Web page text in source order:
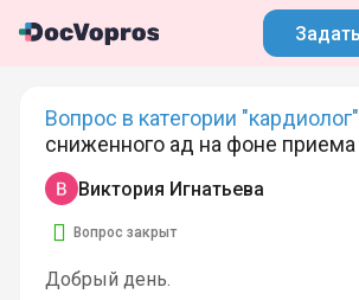
Вопрос в категории
сниженного ад на фоне приема
Виктория Игнатьева
Вопрос закрыт
Добрый день.